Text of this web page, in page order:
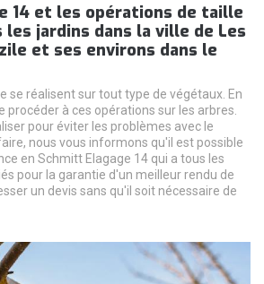
14 et les opérations de taille
les jardins dans la ville de Les
et ses environs dans le
se réalisent sur tout type de végétaux. En
procéder à ces opérations sur les arbres.
pour éviter les problèmes avec le
nous vous informons qu'il est possible
en Schmitt Elagage 14 qui a tous les
pour la garantie d'un meilleur rendu de
un devis sans qu'il soit nécessaire de